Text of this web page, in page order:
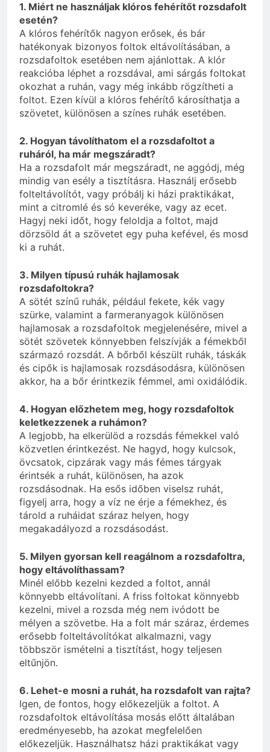
1. Miért ne használjak klóros fehérítőt rozsdafolt
esetén?
A klóros fehérítők nagyon erősek, és bár
hatékonyak bizonyos foltok eltávolításában, a
rozsdafoltok esetében nem ajánlottak. A klór
reakcióba léphet a rozsdával, ami sárgás foltokat
okozhat a ruhán, vagy még inkább rögzítheti a
foltot. Ezen kívül a klóros fehérítő károsíthatja a
szövetet, különösen a színes ruhák esetében.
2. Hogyan távolíthatom el a rozsdafoltot a
ruháról, ha már megszáradt?
Ha a rozsdafolt már megszáradt, ne aggódj, még
mindig van esély a tisztításra. Használj erősebb
folteltávolítót, vagy próbálj ki házi praktikákat,
mint a citromlé és só keveréke, vagy az ecet.
Hagyj neki időt, hogy feloldja a foltot, majd
dörzsöld át a szövetet egy puha kefével, és mosd
ki a ruhát.
3. Milyen típusú ruhák hajlamosak
rozsdafoltokra?
A sötét színű ruhák, például fekete, kék vagy
szürke, valamint a farmeranyagok különösen
hajlamosak a rozsdafoltok megjelenésére, mivel a
sötét szövetek könnyebben felszívják a fémekből
származó rozsdát. A bőrből készült ruhák, táskák
és cipők is hajlamosak rozsdásodásra, különösen
akkor, ha a bőr érintkezik fémmel, ami oxidálódik.
4. Hogyan előzhetem meg, hogy rozsdafoltok
keletkezzenek a ruhámon?
A legjobb, ha elkerülöd a rozsdás fémekkel való
közvetlen érintkezést. Ne hagyd, hogy kulcsok,
övcsatok, cipzárak vagy más fémes tárgyak
érintsék a ruhát, különösen, ha azok
rozsdásodnak. Ha esős időben viselsz ruhát,
figyelj arra, hogy a víz ne érje a fémekhez, és
tárold a ruháidat száraz helyen, hogy
megakadályozd a rozsdásodást.
5. Milyen gyorsan kell reagálnom a rozsdafoltra,
hogy eltávolíthassam?
Minél előbb kezelni kezded a foltot, annál
könnyebb eltávolítani. A friss foltokat könnyebb
kezelni, mivel a rozsda még nem ivódott be
mélyen a szövetbe. Ha a folt már száraz, érdemes
erősebb folteltávolítókat alkalmazni, vagy
többször ismételni a tisztítást, hogy teljesen
eltűnjön.
6. Lehet-e mosni a ruhát, ha rozsdafolt van rajta?
Igen, de fontos, hogy előkezeljük a foltot. A
rozsdafoltok eltávolítása mosás előtt általában
eredményesebb, ha azokat megfelelően
előkezeljük. Használhatsz házi praktikákat vagy